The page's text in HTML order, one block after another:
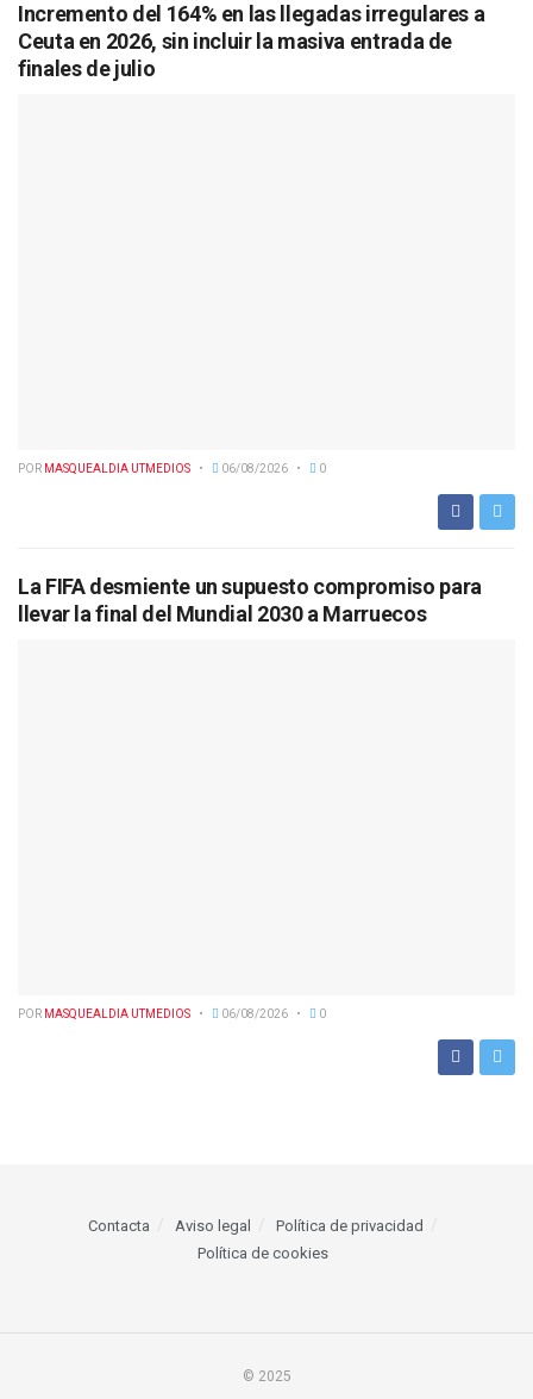
Incremento del 164% en las llegadas irregulares a
Ceuta en 2026, sin incluir la masiva entrada de
finales de julio
POR MASQUEALDIA UTMEDIOS 06/08/2026 0
La FIFA desmiente un supuesto compromiso para
llevar la final del Mundial 2030 a Marruecos
POR MASQUEALDIA UTMEDIOS 06/08/2026 0
Contacta Aviso legal
Política de privacidad
Política de cookies
© 2025